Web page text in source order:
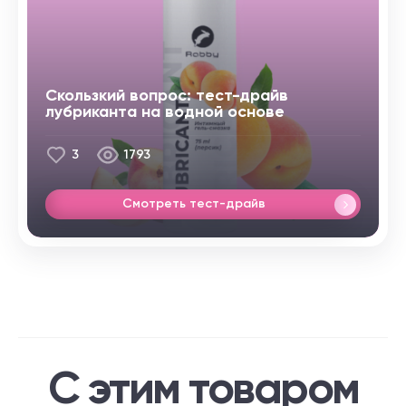
Скользкий вопрос: тест-драйв
лубриканта на водной основе
3 1793
Смотреть тест-драйв
С этим товаром